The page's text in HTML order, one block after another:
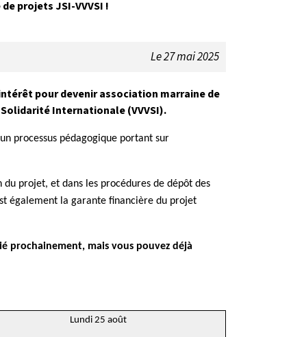
projets JSI-VVVSI !
Le 27 mai 2025
pour devenir association marraine de
Internationale (VVVSI).
processus pédagogique portant sur
projet, et dans les procédures de dépôt des
également la garante financière du projet
prochainement, mais vous pouvez déjà
Lundi 25 août